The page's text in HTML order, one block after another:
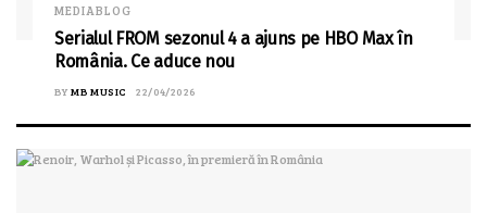
MEDIABLOG
Serialul FROM sezonul 4 a ajuns pe HBO Max în
România. Ce aduce nou
BY MB MUSIC 22/04/2026